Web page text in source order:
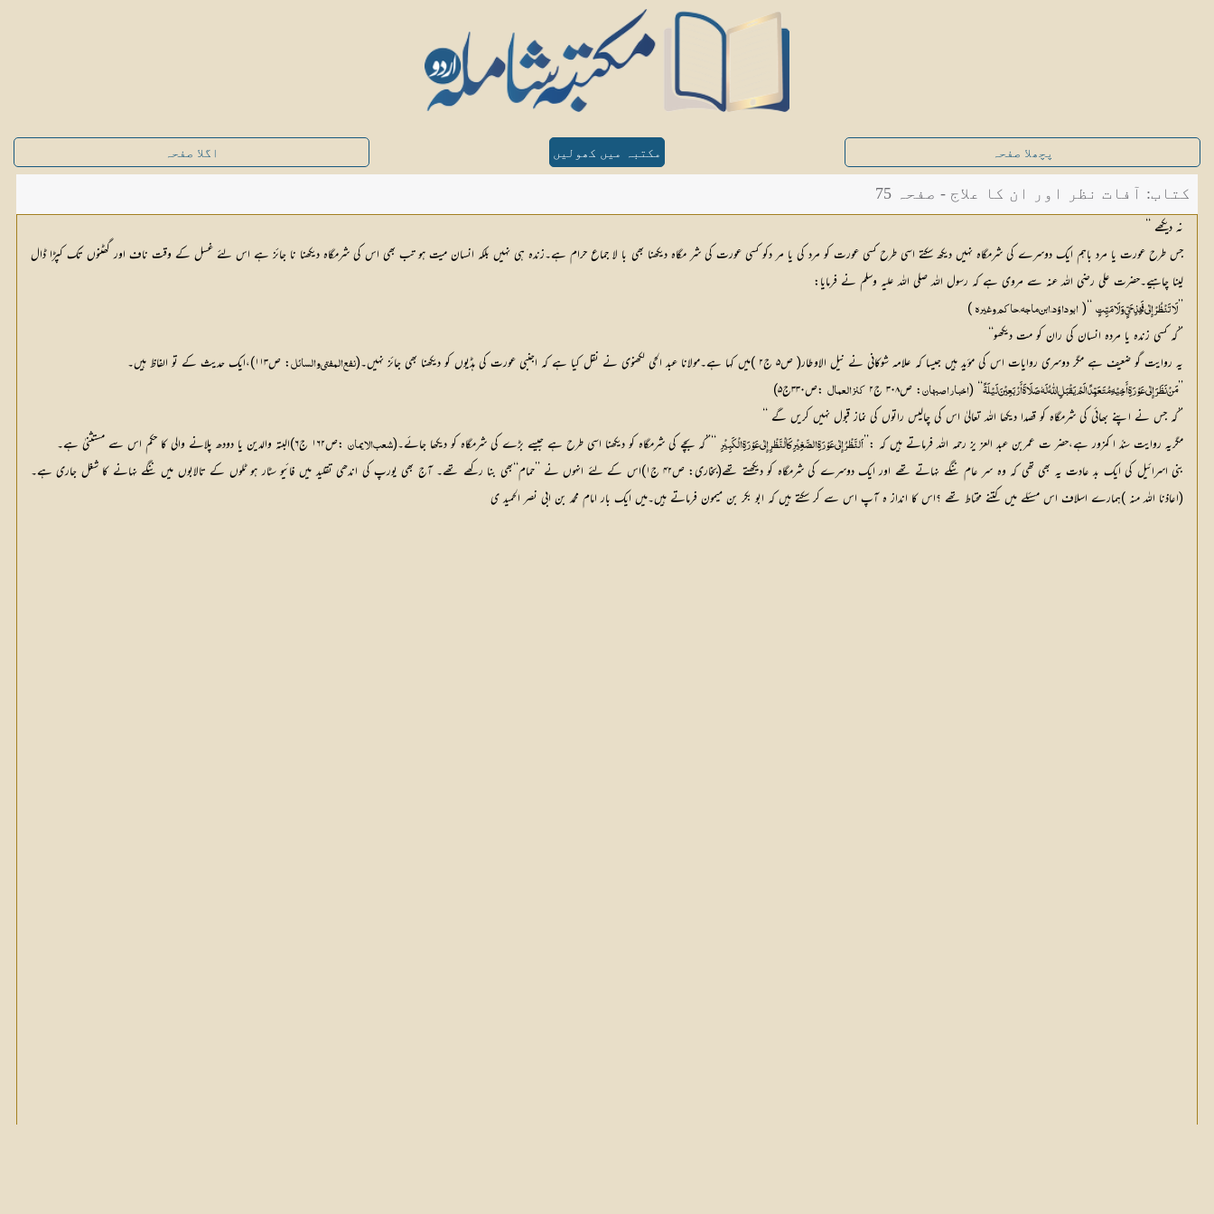
پچھلا صفحہ مکتبہ میں کھولیں اگلا صفحہ
کتاب: آفات نظر اور ان کا علاج - صفحہ 75
نہ دیکھے ‘‘
جس طرح عورت یا مرد باہم ایک دوسرے کی شرمگاہ نہیں دیکھ سکتے اسی طرح کسی عورت کو مرد کی یا مر دکو کسی عورت کی شر مگاہ دیکھنا بھی با لا جماع حرام ہے۔زندہ ہی نہیں بلکہ انسان میت ہو تب بھی اس کی شرمگاہ دیکھنا نا جائز ہے اس لئے غسل کے وقت ناف اور گھٹنوں تک کپڑا ڈال
لینا چاہیے۔حضرت علی رضی اللہ عنہ سے مروی ہے کہ رسول اللہ صلی اللہ علیہ وسلم نے فرمایا:
لَا تَنْظُرْ إِلٰی فَخِذِ حَیٍّ وَلَا مَیِّتٍ ‘‘( ابو داؤد،ابن ماجہ،حاکم وغیرہ )
’’کہ کسی زندہ یا مردہ انسان کی ران کو مت دیکھو‘‘
یہ روایت گو ضعیف ہے مگر دوسری روایات اس کی مؤید ہیں جیسا کہ علامہ شوکانی نے نیل الاوطار( ص۵ ج۲ )میں کہا ہے۔مولانا عبد الحی لکھنوی نے نقل کیا ہے کہ اجنبی عورت کی ہڈیوں کو دیکھنا بھی جائز نہیں۔(
نفع المفتی والسائل : ص۱۱۳)،ایک حدیث کے تو الفاظ ہیں۔
’’مَنْ نَظَرَ إِلٰی عَوْرَۃِ أَخِیْہِ مُتَعَمِّدًا لَمْ یَقْبَلِ اللّٰہُ لَہٗ صَلَاۃَ أَرْبَعِیْنَ لَیْلَۃً ‘‘ (اخبار اصبھان : ص۳۰۸ ج۲ کنز العمال :ص۳۳۰ج۵)
’’کہ جس نے اپنے بھائی کی شرمگاہ کو قصدا دیکھا اللہ تعالیٰ اس کی چالیس راتوں کی نماز قبول نہیں کریں گے ‘‘
مگریہ روایت سندً ا کمزور ہے،حضر ت عمربن عبد العز یز رحمہ اللہ فرماتے ہیں کہ :’’ اَلنَّظْرُ إِلٰی عَوْرَۃِ الصَّغِیْرِ کَا لْنَّظْرِ إِلٰی عَوْرَۃِ الْکَبِیْرِ ‘‘’’کہ بچے کی شرمگاہ کو دیکھنا اسی طرح ہے جیسے بڑے کی شرمگاہ کو دیکھا جائے۔(شعب الا یمان :ص۱۶۲ ج۶)البتہ والدین یا دودھ پلانے والی کا حکم اس سے مستثنیٰ ہے۔
بنی اسرائیل کی ایک بد عادت یہ بھی تھی کہ وہ سر عام ننگے نہاتے تھے اور ایک دوسرے کی شرمگاہ کو دیکھتے تھے(بخاری: ص۴۲ ج۱)اس کے لئے انہوں نے ’’حمام‘‘بھی بنا رکھے تھے۔ آج بھی یورپ کی اندھی تقلید میں فائیو سٹار ہو ٹلوں کے تالابوں میں ننگے نہانے کا شغل جاری ہے۔
(اعاذنا اللہ منہ )ہمارے اسلاف اس مسئلے میں کتنے محتاط تھے ؟اس کا انداز ہ آپ اس سے کر سکتے ہیں کہ ابو بکر بن میمون فرماتے ہیں۔میں ایک بار امام محمد بن ابی نصر الحمید ی